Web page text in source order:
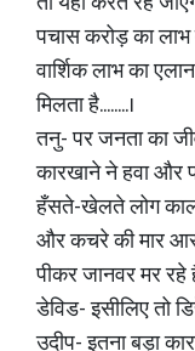
पचास करोड़ का लाभ
वार्शिक लाभ का
मिलता है........।
तनु- पर जनता का
कारखाने ने हवा और
हँसते-खेलते लोग
और कचरे की मार
पीकर जानवर मर रहे
डेविड- इसीलिए तो
उदीप- इतना बड़ा